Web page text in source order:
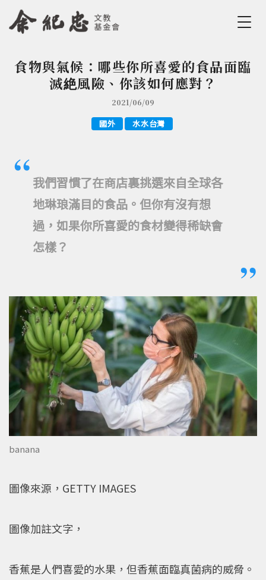
Jump to Navigation
Jump to Main content
您在這裡
食物與氣候：哪些你所喜愛的食品面臨
滅絶風險、你該如何應對？
2021/06/09
國外 水水台灣
我們習慣了在商店裏挑選來自全球各
地琳琅滿目的食品。但你有沒有想
過，如果你所喜愛的食材變得稀缺會
怎樣？
banana
圖像來源，GETTY IMAGES
圖像加註文字，
香蕉是人們喜愛的水果，但香蕉面臨真菌病的威脅。